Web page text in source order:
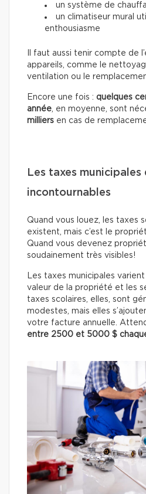
un système de
un climatiseur mural
enthousiasme
Il faut aussi tenir compte de
appareils, comme le
ventilation ou le
Encore une fois : quelques
année , en moyenne, sont
milliers en cas de
Les taxes municipales
incontournables
Quand vous louez, les taxes
existent, mais c’est le
Quand vous devenez
soudainement très visibles!
Les taxes municipales
valeur de la propriété et les
taxes scolaires, elles, sont
modestes, mais elles
votre facture annuelle.
entre 2500 et 5000 $